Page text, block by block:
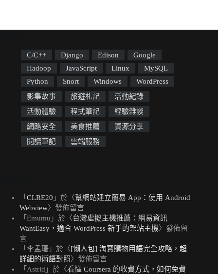
C/C++ Django Edison
Google
Hadoop
JavaScript Linux
MySQL
Python
Snort Windows
WordPress
影集故事
旅遊札記
活動紀錄
活動體驗
程式筆記
經驗雜談
網路安全
美食推薦
資源分享
閱讀筆記
雲端服務
「 CLRE20 」於〈幫網站建立簡易 App：使用 Android
Webview〉發佈留言
「 Emumu 」於〈台灣虛擬主機推薦：網易資訊
WantEasy，適合 WordPress 新手的架站主機〉發佈留
言
「 李孟珊 」於〈[懶人包] 淘寶購物用語完全攻略，超
詳細的術語對照〉發佈留言
「 Astrid 」於〈看懂 Coursera 的收費方式，如何免費